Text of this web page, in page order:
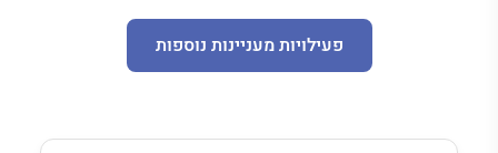
פעילויות מעניינות נוספות